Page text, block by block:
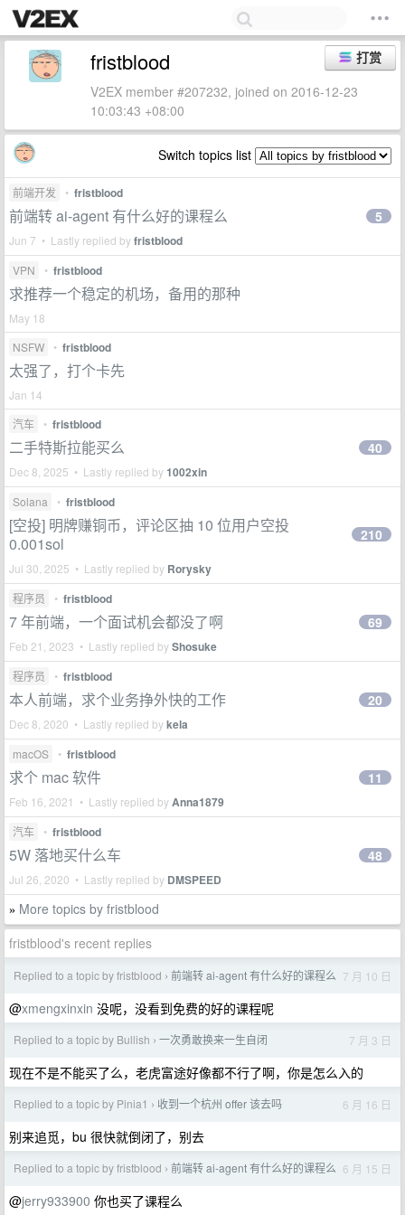
打赏
fristblood
V2EX member #207232, joined on 2016-12-23
10:03:43 +08:00
Switch topics list
前端开发 • fristblood
前端转 ai-agent 有什么好的课程么
Jun 7 • Lastly replied byfristblood
5
VPN • fristblood
求推荐一个稳定的机场，备用的那种
May 18
NSFW
• fristblood
太强了，打个卡先
Jan 14
汽车
• fristblood
二手特斯拉能买么
Dec 8, 2025 • Lastly replied by1002xin
40
Solana • fristblood
[空投] 明牌赚铜币，评论区抽 10 位用户空投
0.001sol
Jul 30, 2025 • Lastly replied by Rorysky
210
程序员 • fristblood
7 年前端，一个面试机会都没了啊
Feb 21, 2023 • Lastly replied byShosuke
69
程序员 • fristblood
本人前端，求个业务挣外快的工作
Dec 8, 2020 • Lastly replied bykela
20
macOS • fristblood
求个 mac 软件
Feb 16, 2021 • Lastly replied byAnna1879
11
汽车 • fristblood
5W 落地买什么车
Jul 26, 2020 • Lastly replied by DMSPEED
48
» More topics by fristblood
fristblood's recent replies
Replied to a topic by fristblood › 前端转 ai-agent 有什么好的课程么 7 月 10 日
@xmengxinxin 没呢，没看到免费的好的课程呢
Replied to a topic by Bullish › 一次勇敢换来一生自闭 7 月 3 日
现在不是不能买了么，老虎富途好像都不行了啊，你是怎么入的
Replied to a topic by Pinia1 › 收到一个杭州 offer 该去吗 6 月 16 日
别来追觅，bu 很快就倒闭了，别去
Replied to a topic by fristblood › 前端转 ai-agent 有什么好的课程么 6 月 15 日
@jerry933900 你也买了课程么